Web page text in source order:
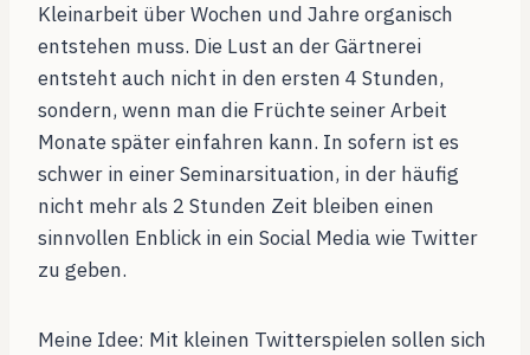
Kleinarbeit über Wochen und Jahre organisch
entstehen muss. Die Lust an der Gärtnerei
entsteht auch nicht in den ersten 4 Stunden,
sondern, wenn man die Früchte seiner Arbeit
Monate später einfahren kann. In sofern ist es
schwer in einer Seminarsituation, in der häufig
nicht mehr als 2 Stunden Zeit bleiben einen
sinnvollen Enblick in ein Social Media wie Twitter
zu geben.
Meine Idee: Mit kleinen Twitterspielen sollen sich